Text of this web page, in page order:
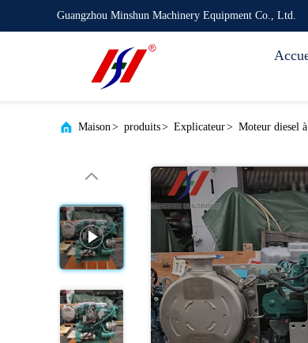
Guangzhou Minshun Machinery Equipment Co., Ltd.
Maison> produits> Explicateur> Moteur diesel